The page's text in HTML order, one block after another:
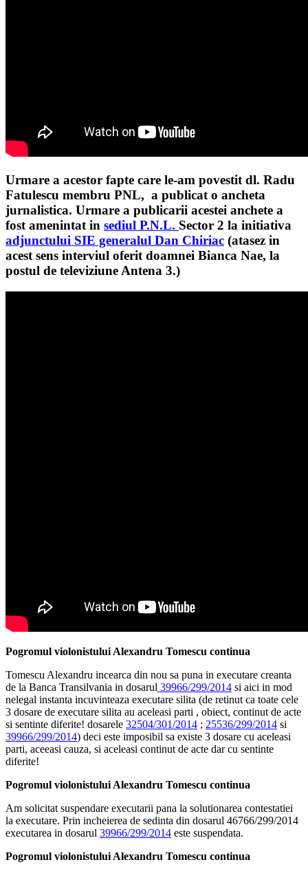
Urmare a acestor fapte care le-am povestit dl. Radu
Fatulescu membru PNL, a publicat o ancheta
jurnalistica. Urmare a publicarii acestei anchete a
fost amenintat in sediul P.N.L. Sector 2 la initiativa
adjunctului SIE generalul Dan Chiriac (atasez in
acest sens interviul oferit doamnei Bianca Nae, la
postul de televiziune Antena 3.)
Pogromul violonistului Alexandru Tomescu continua
Tomescu Alexandru incearca din nou sa puna in executare creanta
de la Banca Transilvania in dosarul 39966/299/2014 si aici in mod
nelegal instanta incuvinteaza executare silita (de retinut ca toate cele
3 dosare de executare silita au aceleasi parti , obiect, continut de acte
si sentinte diferite! dosarele 32504/301/2014 ; 25536/299/2014 si
39966/299/2014) deci este imposibil sa existe 3 dosare cu aceleasi
parti, aceeasi cauza, si aceleasi continut de acte dar cu sentinte
diferite!
Pogromul violonistului Alexandru Tomescu continua
Am solicitat suspendare executarii pana la solutionarea contestatiei
la executare. Prin incheierea de sedinta din dosarul 46766/299/2014
executarea in dosarul 39966/299/2014 este suspendata.
Pogromul violonistului Alexandru Tomescu continua